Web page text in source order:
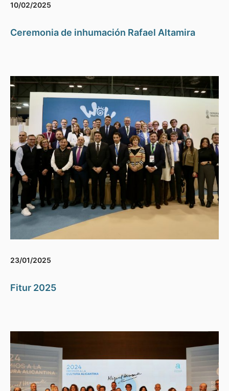
10/02/2025
Ceremonia de inhumación Rafael Altamira
23/01/2025
Fitur 2025